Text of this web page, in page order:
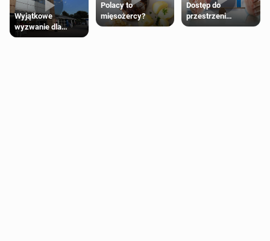
Wyjątkowe
wyzwanie dla
posiadaczy kart
Polacy to
mięsożercy?
Dostęp do
przestrzeni
przeznaczonych